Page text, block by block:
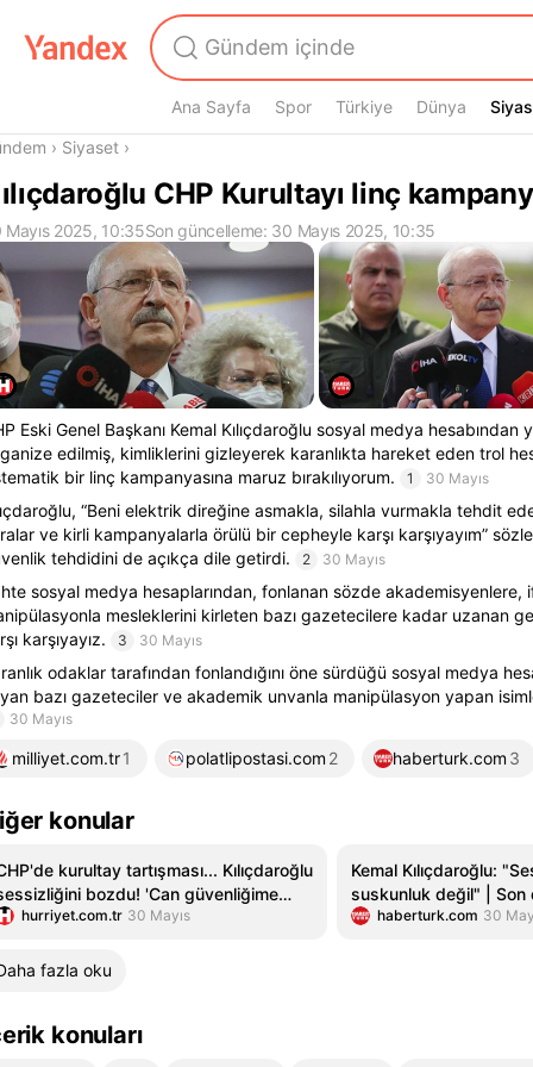
Ana Sayfa Spor Türkiye Dünya
› Siyaset ›
CHP Kurultayı linç
Mayıs 2025, 10:35Son güncelleme: 30 Mayıs 2025, 10:35
Eski Genel Başkanı Kemal Kılıçdaroğlu sosyal medya hesabından
edilmiş, kimliklerini gizleyerek karanlıkta hareket eden trol
bir linç kampanyasına maruz bırakılıyorum.
1 30 Mayıs
“Beni elektrik direğine asmakla, silahla vurmakla tehdit
ve kirli kampanyalarla örülü bir cepheyle karşı karşıyayım”
tehdidini de açıkça dile getirdi.
2 30 Mayıs
sosyal medya hesaplarından, fonlanan sözde akademisyenlere,
mesleklerini kirleten bazı gazetecilere kadar uzanan
karşıyayız.
3 30 Mayıs
odaklar tarafından fonlandığını öne sürdüğü sosyal medya
bazı gazeteciler ve akademik unvanla manipülasyon yapan
30 Mayıs
milliyet.com.tr1 polatlipostasi.com 2 haberturk.com 3
konular
kurultay tartışması... Kılıçdaroğlu
bozdu! 'Can güvenliğime
açık tehditler alıyorum'
hurriyet.com.tr 30 Mayıs
Kemal Kılıçdaroğlu:
suskunluk değil" | Son
haberturk.com 30
fazla oku
konuları